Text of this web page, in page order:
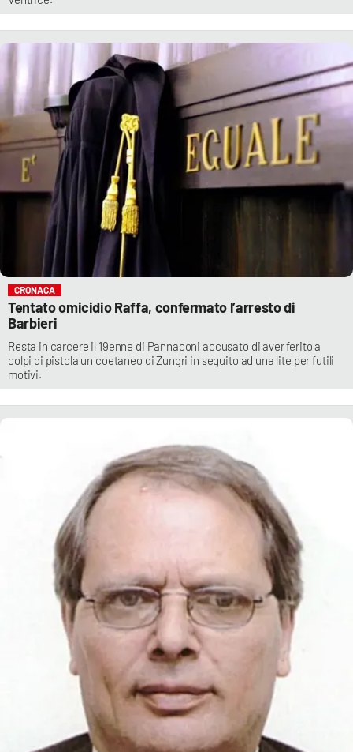
CRONACA
Tentato omicidio Raffa, confermato l’arresto di
Barbieri
Resta in carcere il 19enne di Pannaconi accusato di aver ferito a
colpi di pistola un coetaneo di Zungri in seguito ad una lite per futili
motivi.